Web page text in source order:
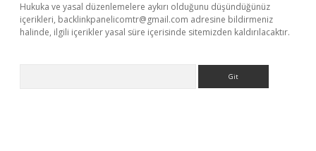
Hukuka ve yasal düzenlemelere aykırı olduğunu düşündüğünüz
içerikleri, backlinkpanelicomtr@gmail.com adresine bildirmeniz
halinde, ilgili içerikler yasal süre içerisinde sitemizden kaldırılacaktır.